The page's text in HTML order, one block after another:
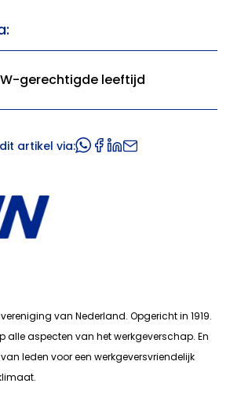
gerechtigde leeftijd
artikel via:
van Nederland. Opgericht in 1919.
alle aspecten van het werkgeverschap. En
leden voor een werkgeversvriendelijk